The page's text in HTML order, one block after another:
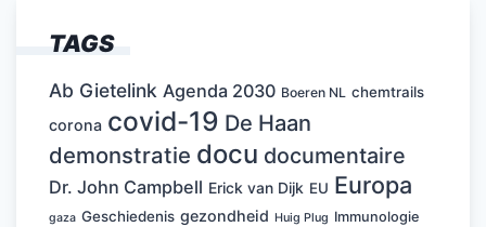
TAGS
Ab Gietelink Agenda 2030 Boeren NL chemtrails
corona covid-19 De Haan
demonstratie docu documentaire
Dr. John Campbell Erick van Dijk EU Europa
gaza Geschiedenis gezondheid Huig Plug Immunologie